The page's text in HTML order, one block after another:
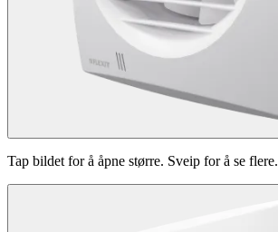
Tap bildet for å åpne større. Sveip for å se flere.